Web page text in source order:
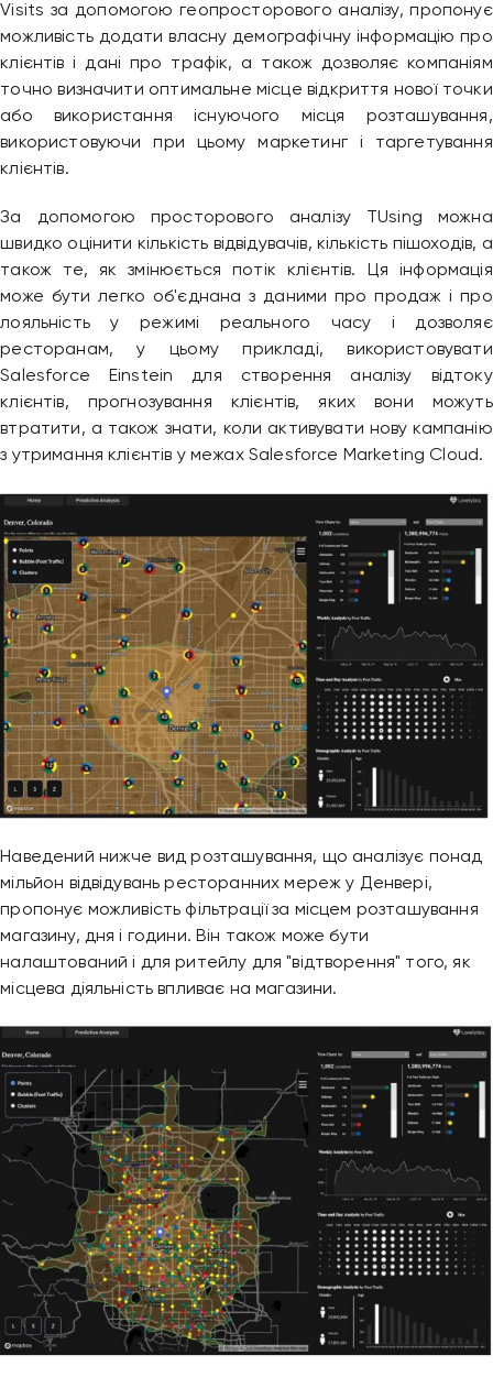
Visits за допомогою геопросторового аналізу, пропонує
можливість додати власну демографічну інформацію про
клієнтів і дані про трафік, а також дозволяє компаніям
точно визначити оптимальне місце відкриття нової точки
або використання існуючого місця розташування,
використовуючи при цьому маркетинг і таргетування
клієнтів.
За допомогою просторового аналізу TUsing можна
швидко оцінити кількість відвідувачів, кількість пішоходів, а
також те, як змінюється потік клієнтів. Ця інформація
може бути легко об'єднана з даними про продаж і про
лояльність у режимі реального часу і дозволяє
ресторанам, у цьому прикладі, використовувати
Salesforce Einstein для створення аналізу відтоку
клієнтів, прогнозування клієнтів, яких вони можуть
втратити, а також знати, коли активувати нову кампанію
з утримання клієнтів у межах Salesforce Marketing Cloud.
Наведений нижче вид розташування, що аналізує понад
мільйон відвідувань ресторанних мереж у Денвері,
пропонує можливість фільтрації за місцем розташування
магазину, дня і години. Він також може бути
налаштований і для ритейлу для "відтворення" того, як
місцева діяльність впливає на магазини.